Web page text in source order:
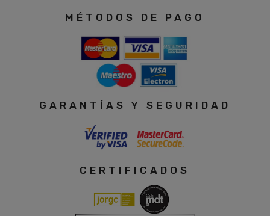
MÉTODOS DE PAGO
GARANTÍAS Y SEGURIDAD
CERTIFICADOS